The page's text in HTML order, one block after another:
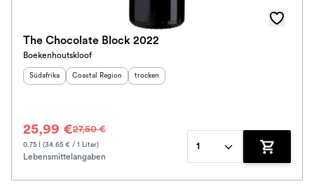
The Chocolate Block 2022
Boekenhoutskloof
Herkunftsland:
Südafrika Herkunftsregion
Coastal Region Geschmack
trocken
25,99 €27,50 €
0.75 l (34.65 € / 1 Liter)
Lebensmittelangaben
1
Zum